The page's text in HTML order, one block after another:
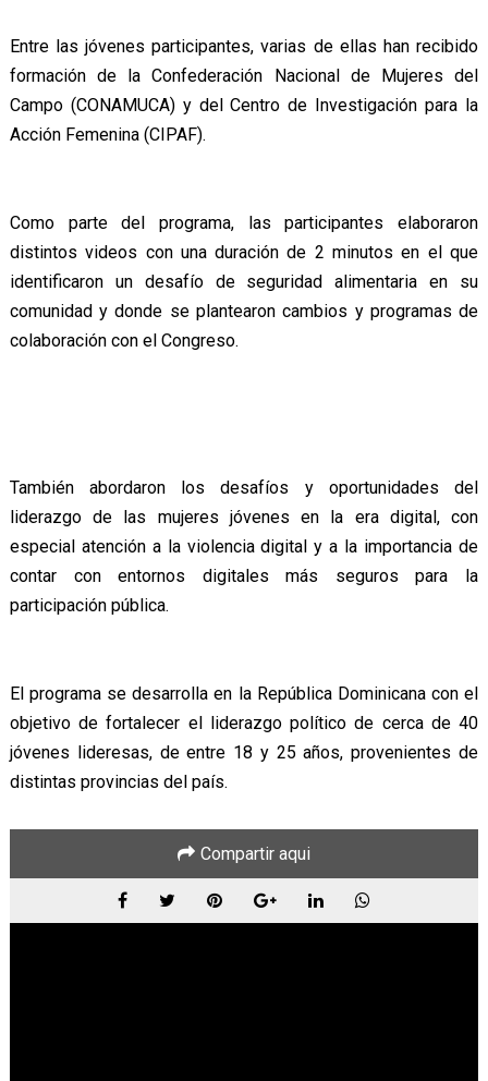
Entre las jóvenes participantes, varias de ellas han recibido
formación de la Confederación Nacional de Mujeres del
Campo (CONAMUCA) y del Centro de Investigación para la
Acción Femenina (CIPAF).
Como parte del programa, las participantes elaboraron
distintos videos con una duración de 2 minutos en el que
identificaron un desafío de seguridad alimentaria en su
comunidad y donde se plantearon cambios y programas de
colaboración con el Congreso.
También abordaron los desafíos y oportunidades del
liderazgo de las mujeres jóvenes en la era digital, con
especial atención a la violencia digital y a la importancia de
contar con entornos digitales más seguros para la
participación pública.
El programa se desarrolla en la República Dominicana con el
objetivo de fortalecer el liderazgo político de cerca de 40
jóvenes lideresas, de entre 18 y 25 años, provenientes de
distintas provincias del país.
Compartir aqui